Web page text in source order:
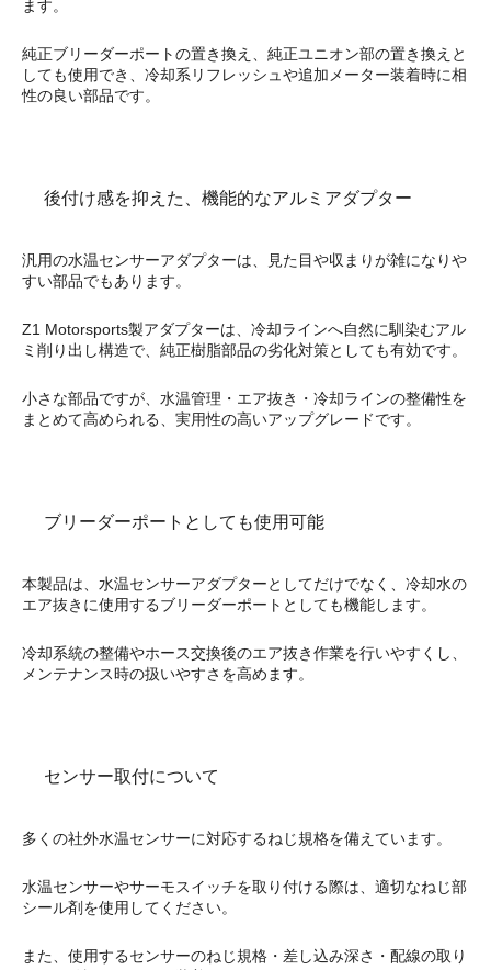
ます。
純正ブリーダーポートの置き換え、純正ユニオン部の置き換えと
しても使用でき、冷却系リフレッシュや追加メーター装着時に相
性の良い部品です。
後付け感を抑えた、機能的なアルミアダプター
汎用の水温センサーアダプターは、見た目や収まりが雑になりや
すい部品でもあります。
Z1 Motorsports製アダプターは、冷却ラインへ自然に馴染むアル
ミ削り出し構造で、純正樹脂部品の劣化対策としても有効です。
小さな部品ですが、水温管理・エア抜き・冷却ラインの整備性を
まとめて高められる、実用性の高いアップグレードです。
ブリーダーポートとしても使用可能
本製品は、水温センサーアダプターとしてだけでなく、冷却水の
エア抜きに使用するブリーダーポートとしても機能します。
冷却系統の整備やホース交換後のエア抜き作業を行いやすくし、
メンテナンス時の扱いやすさを高めます。
センサー取付について
多くの社外水温センサーに対応するねじ規格を備えています。
水温センサーやサーモスイッチを取り付ける際は、適切なねじ部
シール剤を使用してください。
また、使用するセンサーのねじ規格・差し込み深さ・配線の取り